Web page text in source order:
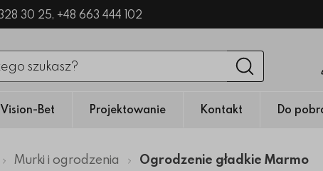
30 25, +48 663 444 102
przycisku fraza zostanie wyszukana
Wyszukaj
Vision-Bet Projektowanie Kontakt Do
Murki i ogrodzenia Ogrodzenie gładkie Marmo